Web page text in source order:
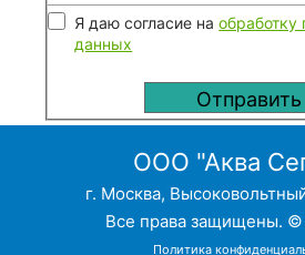
Я даю согласие наобработку
данных
ООО "Аква
г. Москва,
Все права защищены.
Политика